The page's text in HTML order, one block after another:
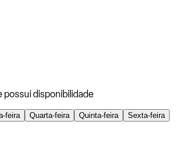
possui disponibilidade
feira Quarta-feira Quinta-feira
Sexta-feira